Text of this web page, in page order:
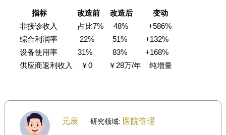
指标 改造前 改造后 变动
非接诊收入 占比7% 48% +586%
综合利润率 22% 51% +132%
设备使用率 31% 83% +168%
供应商返利收入 ￥0 ￥28万/年 纯增量
元辰 研究领域: 医院管理